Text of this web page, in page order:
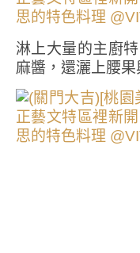
淋上大量的主廚
麻醬，還灑上腰